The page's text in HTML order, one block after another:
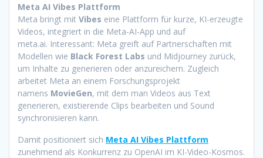
Meta AI Vibes Plattform
Meta bringt mit Vibes eine Plattform für kurze, KI-erzeugte
Videos, integriert in die Meta-AI-App und auf
meta.ai. Interessant: Meta greift auf Partnerschaften mit
Modellen wie Black Forest Labs und Midjourney zurück,
um Inhalte zu generieren oder anzureichern. Zugleich
arbeitet Meta an einem Forschungsprojekt
namens MovieGen, mit dem man Videos aus Text
generieren, existierende Clips bearbeiten und Sound
synchronisieren kann.
Damit positioniert sich Meta AI Vibes Plattform
zunehmend als Konkurrenz zu OpenAI im KI-Video-Kosmos.